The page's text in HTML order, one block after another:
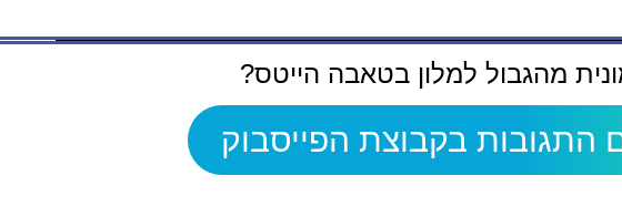
מהגבול למלון בטאבה הייטס?
התגובות בקבוצת הפייסבוק